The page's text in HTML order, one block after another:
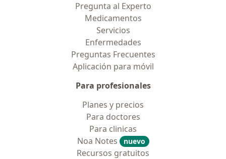
Pregunta al Experto
Medicamentos
Servicios
Enfermedades
Preguntas Frecuentes
Aplicación para móvil
Para profesionales
Planes y precios
Para doctores
Para clinicas
Noa Notes
nuevo
Recursos gratuitos